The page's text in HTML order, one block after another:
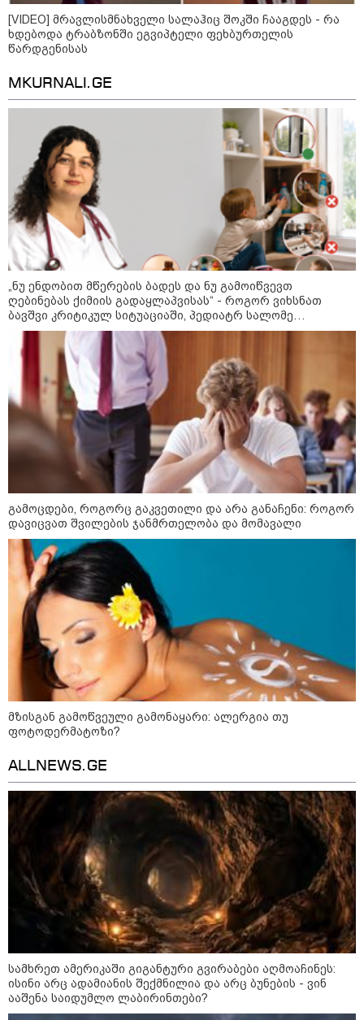
კატეგორიის ყველა სიახლე
კატეგორიები
7
აგვისტო
დღის ზოგადი
ასტროლოგიური
პროგნოზი
ეს დღე გამოირჩევა სტაბილური და მშვიდი ენერგიით. კარგი
პერიოდია დაწყებული საქმეების ბოლომდე მოსაყვანად,
ფინანსური საკითხების გადასამოწმებლად და სამუშაო
სივრცის მოწესრიგებისთვის. თანმიმდევრული მოქმედება და
პრაქტიკული მიდგომა სასურველ შედეგს უდანაკარგოდ
მოგიტანთ.
აგვისტო აგარაკზე: ეს 5 საქმე
უნდა მოასწროთ შემოდგომის
ფული ამ ზოდიაქოს ნიშნების
ხელში აღმოჩნდება: ვინ
გამდიდრდება?
როგორ ჩავიცვათ 40 წლის
შემდეგ: მილიონერების
სტილისტის 8 ოქროს წესი და
აუცილებელი სამოსი
[VIDEO] მრავლისმნახველი სალაჰიც შოკში ჩააგდეს - რა
ხდებოდა ტრაბზონში ეგვიპტელი ფეხბურთელის
წარდგენისას
MKURNALI.GE
„ნუ ენდობით მწერების ბადეს და ნუ გამოიწვევთ
ღებინებას ქიმიის გადაყლაპვისას“ - როგორ ვიხსნათ
ბავშვი კრიტიკულ სიტუაციაში, პედიატრ სალომე
ახვლედიანის რჩევები
გამოცდები, როგორც გაკვეთილი და არა განაჩენი: როგორ
დავიცვათ შვილების ჯანმრთელობა და მომავალი
მზისგან გამოწვეული გამონაყარი: ალერგია თუ
ფოტოდერმატოზი?
ALLNEWS.GE
სამხრეთ ამერიკაში გიგანტური გვირაბები აღმოაჩინეს:
ისინი არც ადამიანის შექმნილია და არც ბუნების - ვინ
ააშენა საიდუმლო ლაბირინთები?